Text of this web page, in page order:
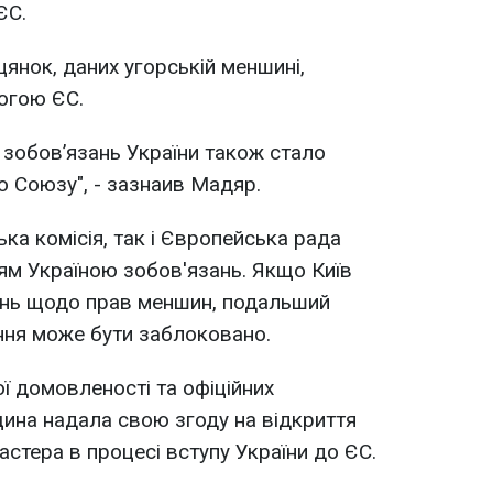
даних угорській меншині,
ЄС.
України також стало
Союзу", - зазнаив Мадяр.
комісія, так і Європейська рада
Україною зобов'язань. Якщо Київ
щодо прав меншин, подальший
може бути заблоковано.
домовленості та офіційних
надала свою згоду на відкриття
в процесі вступу України до ЄС.